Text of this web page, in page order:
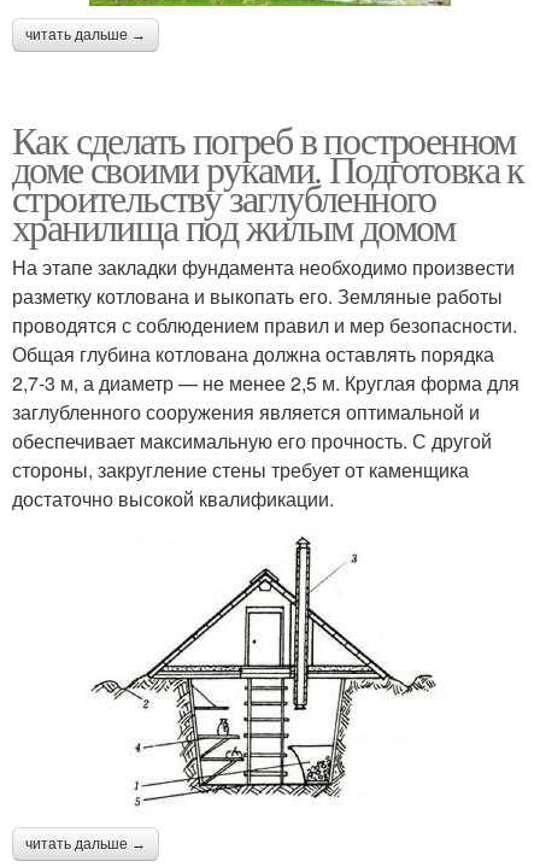
читать дальше →
Как сделать погреб в построенном
доме своими руками. Подготовка к
строительству заглубленного
хранилища под жилым домом
На этапе закладки фундамента необходимо произвести
разметку котлована и выкопать его. Земляные работы
проводятся с соблюдением правил и мер безопасности.
Общая глубина котлована должна оставлять порядка
2,7-3 м, а диаметр — не менее 2,5 м. Круглая форма для
заглубленного сооружения является оптимальной и
обеспечивает максимальную его прочность. С другой
стороны, закругление стены требует от каменщика
достаточно высокой квалификации.
читать дальше →